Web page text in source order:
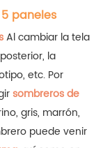
paneles
Al cambiar la tela
la
etc. Por
sombreros de
gris, marrón,
puede venir